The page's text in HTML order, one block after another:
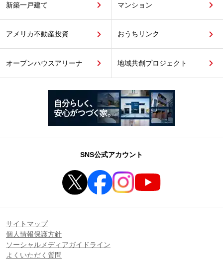
新築一戸建て マンション
アメリカ不動産投資 おうちリンク
オープンハウスアリーナ 地域共創プロジェクト
SNS公式アカウント
サイトマップ
個人情報保護方針
ソーシャルメディアガイドライン
よくいただく質問